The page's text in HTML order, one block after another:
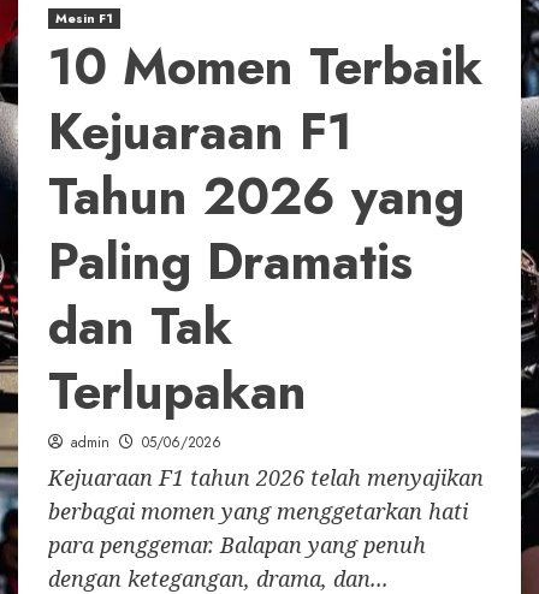
Mesin F1
10 Momen Terbaik
Kejuaraan F1
Tahun 2026 yang
Paling Dramatis
dan Tak
Terlupakan
admin 05/06/2026
Kejuaraan F1 tahun 2026 telah menyajikan
berbagai momen yang menggetarkan hati
para penggemar. Balapan yang penuh
dengan ketegangan, drama, dan...